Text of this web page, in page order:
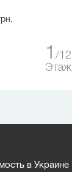
1
12
Этаж
в Украине